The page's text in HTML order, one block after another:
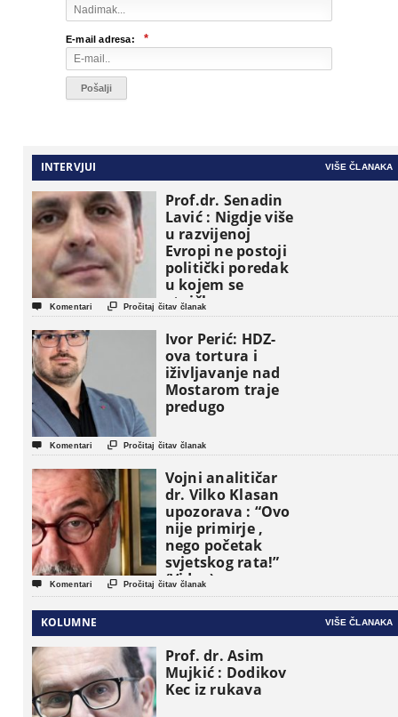
E-mail adresa: *
INTERVJUI VIŠE ČLANAKA
Prof.dr. Senadin
Lavić : Nigdje više
u razvijenoj
Evropi ne postoji
politički poredak
u kojem se
etničke grupe
pojavljuju kao
osnovne
političke jedinice
 Komentari  Pročitaj čitav članak
Ivor Perić: HDZ-
ova tortura i
iživljavanje nad
Mostarom traje
predugo
 Komentari  Pročitaj čitav članak
Vojni analitičar
dr. Vilko Klasan
upozorava : “Ovo
nije primirje ,
nego početak
svjetskog rata!”
(Video)
 Komentari  Pročitaj čitav članak
KOLUMNE VIŠE ČLANAKA
Prof. dr. Asim
Mujkić : Dodikov
Kec iz rukava